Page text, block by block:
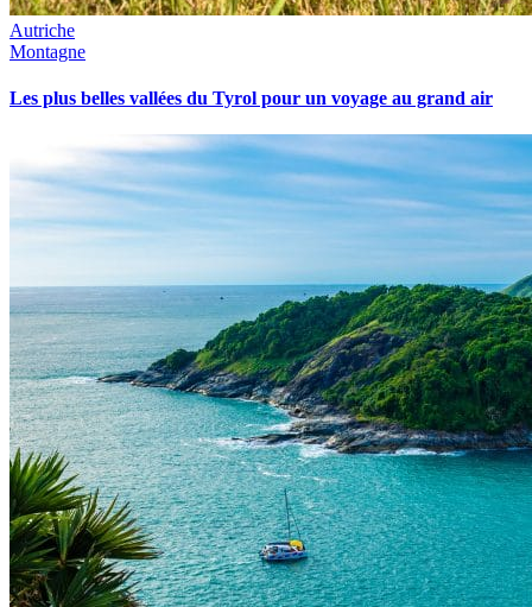
Autriche
Montagne
Les plus belles vallées du Tyrol pour un voyage au grand air